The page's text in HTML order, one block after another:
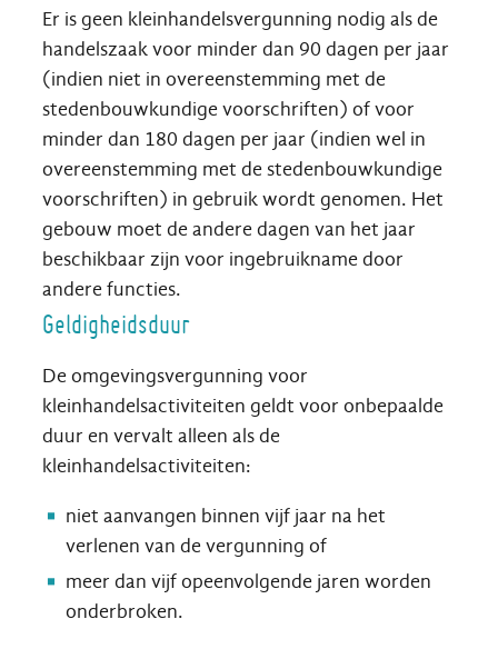
Er is geen kleinhandelsvergunning nodig als de
handelszaak voor minder dan 90 dagen per jaar
(indien niet in overeenstemming met de
stedenbouwkundige voorschriften) of voor
minder dan 180 dagen per jaar (indien wel in
overeenstemming met de stedenbouwkundige
voorschriften) in gebruik wordt genomen. Het
gebouw moet de andere dagen van het jaar
beschikbaar zijn voor ingebruikname door
andere functies.
Geldigheidsduur
De omgevingsvergunning voor
kleinhandelsactiviteiten geldt voor onbepaalde
duur en vervalt alleen als de
kleinhandelsactiviteiten:
niet aanvangen binnen vijf jaar na het
verlenen van de vergunning of
meer dan vijf opeenvolgende jaren worden
onderbroken.